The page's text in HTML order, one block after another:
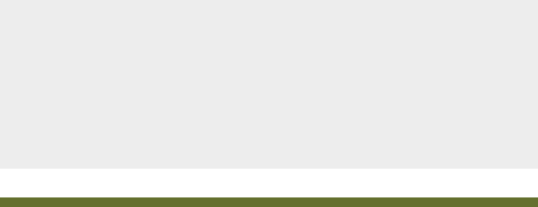
Califique el producto de 1 a 5 estrellas